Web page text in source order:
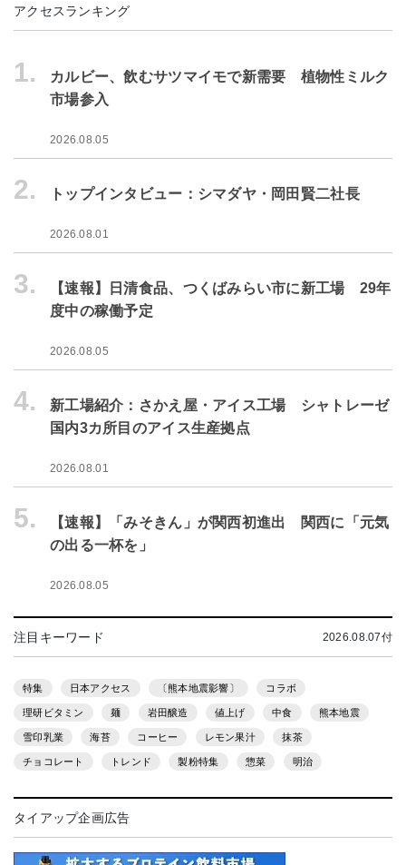
アクセスランキング
1.
カルビー、飲むサツマイモで新需要 植物性ミルク
市場参入
2026.08.05
2. トップインタビュー：シマダヤ・岡田賢二社長
2026.08.01
3.
【速報】日清食品、つくばみらい市に新工場 29年
度中の稼働予定
2026.08.05
4.
新工場紹介：さかえ屋・アイス工場 シャトレーゼ
国内3カ所目のアイス生産拠点
2026.08.01
5.
【速報】「みそきん」が関西初進出 関西に「元気
の出る一杯を」
2026.08.05
注目キーワード 2026.08.07付
特集 日本アクセス 〔熊本地震影響〕 コラボ
理研ビタミン 麺 岩田醸造 値上げ 中食 熊本地震
雪印乳業 海苔 コーヒー レモン果汁 抹茶
チョコレート トレンド 製粉特集 惣菜 明治
タイアップ企画広告